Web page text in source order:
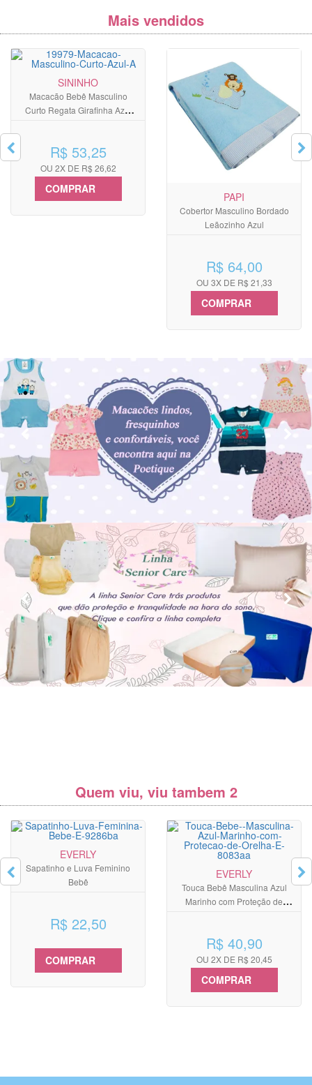
Mais vendidos
SININHO
Macacão Bebê Masculino
Curto Regata Girafinha Azul
R$ 53,25
OU 2X DE R$ 26,62
COMPRAR
PAPI
Cobertor Masculino Bordado
Leãozinho Azul
R$ 64,00
OU 3X DE R$ 21,33
COMPRAR
Quem viu, viu tambem 2
EVERLY
Sapatinho e Luva Feminino
Bebê
R$ 22,50
COMPRAR
EVERLY
Touca Bebê Masculina Azul
Marinho com Proteção de
R$ 40,90
OU 2X DE R$ 20,45
COMPRAR